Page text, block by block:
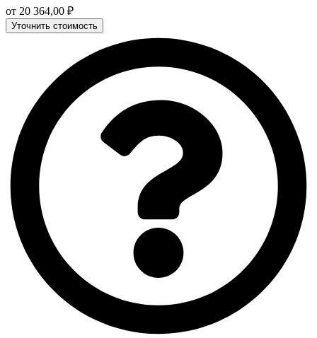
от 20 364,00 ₽
Уточнить стоимость